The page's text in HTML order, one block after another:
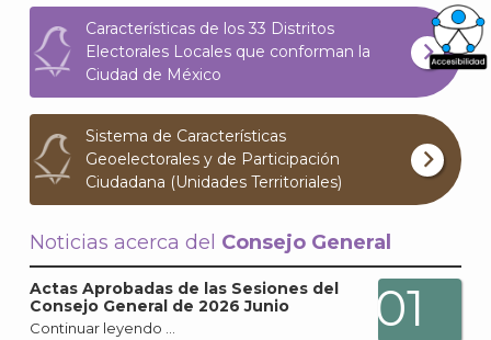
Características de los 33 Distritos
Electorales Locales que conforman la
Ciudad de México
Sistema de Características
Geoelectorales y de Participación
Ciudadana (Unidades Territoriales)
Noticias acerca del Consejo General
Actas Aprobadas de las Sesiones del
Consejo General de 2026 Junio
Continuar leyendo … 01